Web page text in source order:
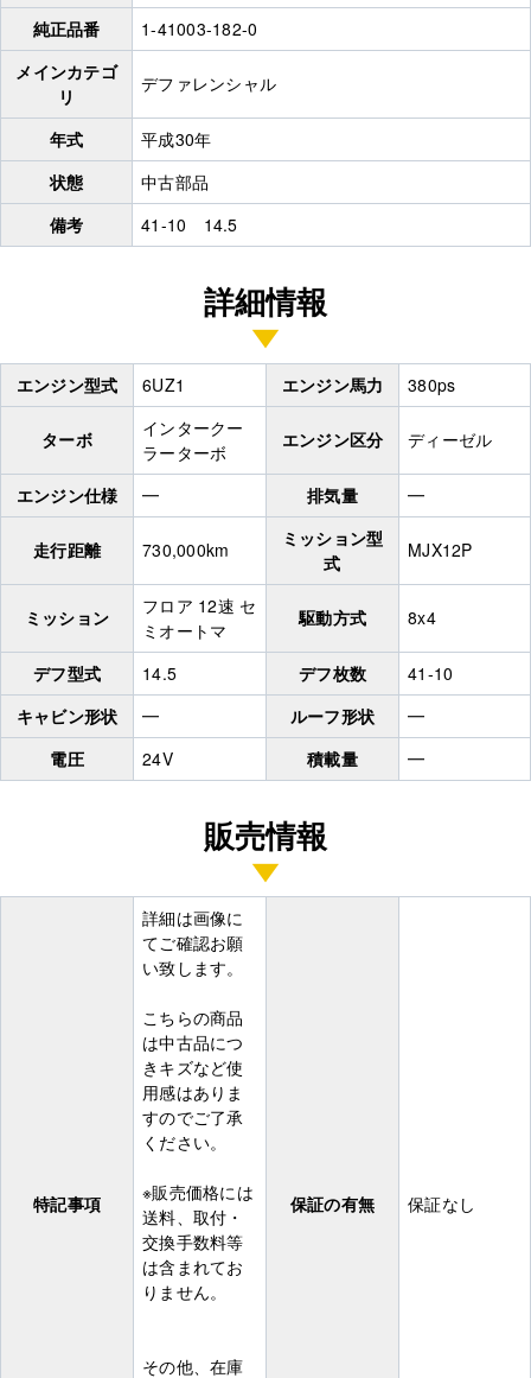
純正品番
1-41003-182-0
メインカテゴ
リ
デファレンシャル
年式
平成30年
状態
中古部品
備考
41-10 14.5
詳細情報
エンジン型式 6UZ1 エンジン馬力 380ps
ターボ
インタークー
ラーターボ
エンジン区分 ディーゼル
エンジン仕様 ━ 排気量 ━
走行距離 730,000km
ミッション型
式
MJX12P
ミッション
フロア 12速 セ
ミオートマ
駆動方式 8x4
デフ型式 14.5 デフ枚数
41-10
キャビン形状
━ ルーフ形状
━
電圧
24V 積載量 ━
販売情報
特記事項
詳細は画像に
てご確認お願
い致します。
こちらの商品
は中古品につ
きキズなど使
用感はありま
すのでご了承
ください。
※販売価格には
送料、取付・
交換手数料等
は含まれてお
りません。
その他、在庫
保証の有無 保証なし